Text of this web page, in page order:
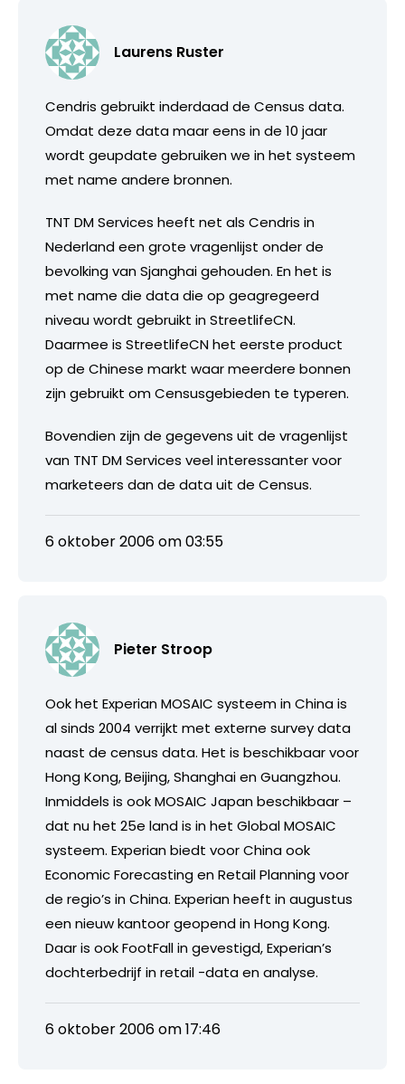
Laurens Ruster
Cendris gebruikt inderdaad de Census data.
Omdat deze data maar eens in de 10 jaar
wordt geupdate gebruiken we in het systeem
met name andere bronnen.
TNT DM Services heeft net als Cendris in
Nederland een grote vragenlijst onder de
bevolking van Sjanghai gehouden. En het is
met name die data die op geagregeerd
niveau wordt gebruikt in StreetlifeCN.
Daarmee is StreetlifeCN het eerste product
op de Chinese markt waar meerdere bonnen
zijn gebruikt om Censusgebieden te typeren.
Bovendien zijn de gegevens uit de vragenlijst
van TNT DM Services veel interessanter voor
marketeers dan de data uit de Census.
6 oktober 2006 om 03:55
Pieter Stroop
Ook het Experian MOSAIC systeem in China is
al sinds 2004 verrijkt met externe survey data
naast de census data. Het is beschikbaar voor
Hong Kong, Beijing, Shanghai en Guangzhou.
Inmiddels is ook MOSAIC Japan beschikbaar –
dat nu het 25e land is in het Global MOSAIC
systeem. Experian biedt voor China ook
Economic Forecasting en Retail Planning voor
de regio’s in China. Experian heeft in augustus
een nieuw kantoor geopend in Hong Kong.
Daar is ook FootFall in gevestigd, Experian’s
dochterbedrijf in retail -data en analyse.
6 oktober 2006 om 17:46